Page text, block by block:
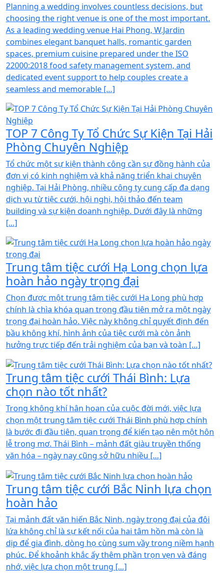
Planning a wedding involves countless decisions, but
choosing the right venue is one of the most important.
As a leading wedding venue Hai Phong, W.Jardin
combines elegant banquet halls, romantic garden
spaces, premium cuisine prepared under the ISO
22000:2018 food safety management system, and
dedicated event support to help couples create a
seamless and memorable […]
TOP 7 Công Ty Tổ Chức Sự Kiện Tại Hải
Phòng Chuyên Nghiệp
Tổ chức một sự kiện thành công cần sự đồng hành của
đơn vị có kinh nghiệm và khả năng triển khai chuyên
nghiệp. Tại Hải Phòng, nhiều công ty cung cấp đa dạng
dịch vụ từ tiệc cưới, hội nghị, hội thảo đến team
building và sự kiện doanh nghiệp. Dưới đây là những
[…]
Trung tâm tiệc cưới Hạ Long chọn lựa
hoàn hảo ngày trọng đại
Chọn được một trung tâm tiệc cưới Hạ Long phù hợp
chính là chìa khóa quan trọng đầu tiên mở ra một ngày
trọng đại hoàn hảo. Việc này không chỉ quyết định đến
bầu không khí, hình ảnh của tiệc cưới mà còn ảnh
hưởng trực tiếp đến trải nghiệm của bạn và toàn […]
Trung tâm tiệc cưới Thái Bình: Lựa
chọn nào tốt nhất?
Trong không khí hân hoan của cuộc đời mới, việc lựa
chọn một trung tâm tiệc cưới Thái Bình phù hợp chính
là bước đi đầu tiên, quan trọng để kiến tạo nên một hôn
lễ trong mơ. Thái Bình – mảnh đất giàu truyền thống
văn hóa – ngày nay cũng sở hữu nhiều […]
Trung tâm tiệc cưới Bắc Ninh lựa chọn
hoàn hảo
Tại mảnh đất văn hiến Bắc Ninh, ngày trọng đại của đôi
lứa không chỉ là sự kết nối của hai tâm hồn mà còn là
dịp để gia đình, dòng họ cùng sum vầy trong niềm hạnh
phúc. Để khoảnh khắc ấy thêm phần trọn vẹn và đáng
nhớ, việc lựa chọn một trung […]